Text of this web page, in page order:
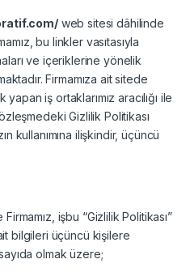
web sitesi dâhilinde
bu linkler vasıtasıyla
ve içeriklerine yönelik
Firmamıza ait sitede
iş ortaklarımız aracılığı ile
Gizlilik Politikası
kullanımına ilişkindir, üçüncü
işbu “Gizlilik Politikası”
bilgileri üçüncü kişilere
olmak üzere;